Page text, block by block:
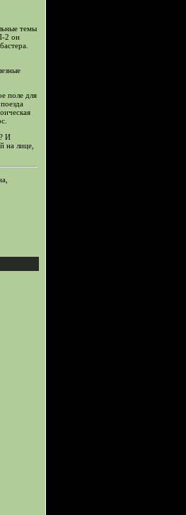
темы
2 он
поле для
И
на лице,